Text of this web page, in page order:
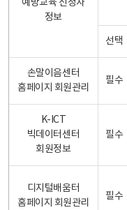
예방교육 신청자
정보
선택
손말이음센터
홈페이지 회원관리
필수
K-ICT
빅데이터센터
회원정보
필수
디지털배움터
홈페이지 회원관리
필수